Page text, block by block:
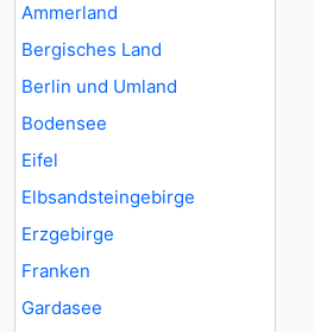
Ammerland
Bergisches Land
Berlin und Umland
Bodensee
Eifel
Elbsandsteingebirge
Erzgebirge
Franken
Gardasee